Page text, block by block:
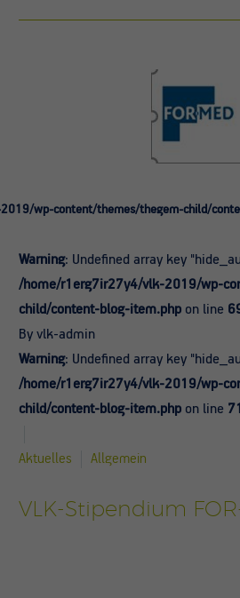
wp-content/themes/thegem-child/
Warning: Undefined array key
/home/r1erg7ir27y4/vlk-2019/wp-
child/content-blog-item.php on line
By vlk-admin
Warning: Undefined array key
/home/r1erg7ir27y4/vlk-2019/wp-
child/content-blog-item.php on line 71
Aktuelles Allgemein
VLK-Stipendium